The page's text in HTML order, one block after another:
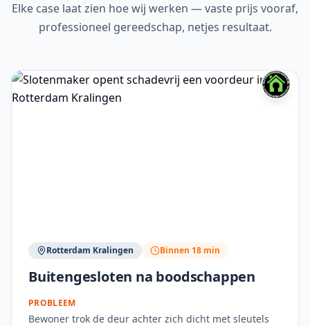
Elke case laat zien hoe wij werken — vaste prijs vooraf,
professioneel gereedschap, netjes resultaat.
Rotterdam Kralingen Binnen 18 min
Buitengesloten na boodschappen
PROBLEEM
Bewoner trok de deur achter zich dicht met sleutels